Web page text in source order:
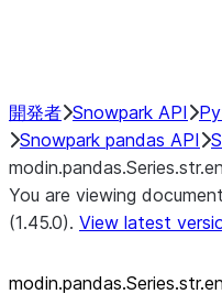
開発者 Snowpark API
Snowpark pandas API
You are viewing
(1.45.0). View latest